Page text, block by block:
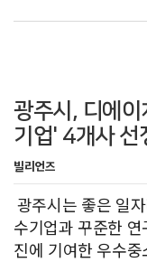
광주시, 디에이
기업' 4개사 선
빌리언즈
광주시는 좋은 일
수기업과 꾸준한
진에 기여한 우수